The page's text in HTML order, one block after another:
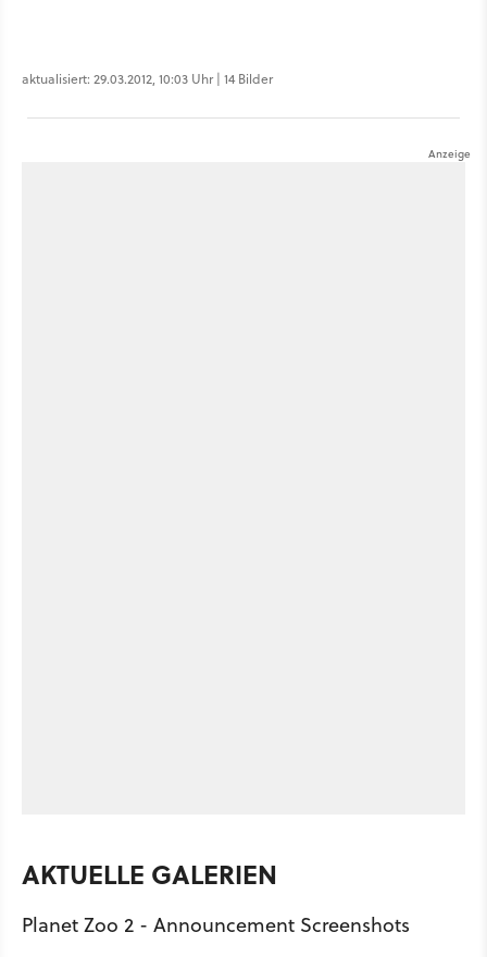
aktualisiert: 29.03.2012, 10:03 Uhr | 14 Bilder
AKTUELLE GALERIEN
Planet Zoo 2 - Announcement Screenshots